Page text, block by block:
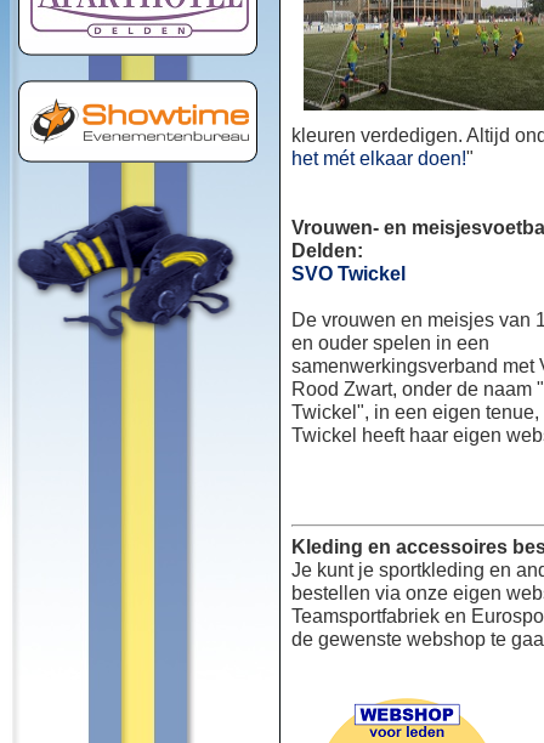
kleuren verdedigen. Altijd
het mét elkaar doen!"
Vrouwen- en
Delden:
SVO Twickel
De vrouwen en meisjes van
en ouder spelen in een
samenwerkingsverband met
Rood Zwart, onder de naam
Twickel", in een eigen
Twickel heeft haar eigen
Kleding en accessoires
Je kunt je sportkleding en
bestellen via onze eigen
Teamsportfabriek en
de gewenste webshop te